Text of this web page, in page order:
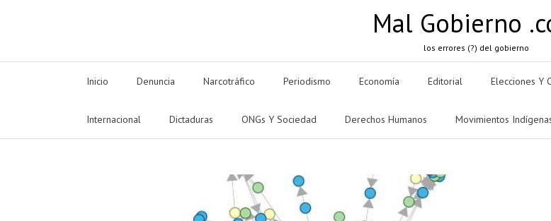
Mal Gobierno
los errores (?) del gobierno
Inicio Denuncia Narcotráfico Periodismo Economía Editorial Elecciones Y
Internacional Dictaduras ONGs Y Sociedad Derechos Humanos Movimientos